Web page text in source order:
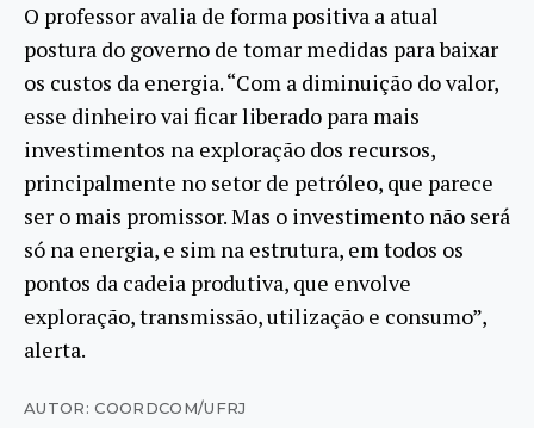
O professor avalia de forma positiva a atual
postura do governo de tomar medidas para baixar
os custos da energia. “Com a diminuição do valor,
esse dinheiro vai ficar liberado para mais
investimentos na exploração dos recursos,
principalmente no setor de petróleo, que parece
ser o mais promissor. Mas o investimento não será
só na energia, e sim na estrutura, em todos os
pontos da cadeia produtiva, que envolve
exploração, transmissão, utilização e consumo”,
alerta.
AUTOR: COORDCOM/UFRJ